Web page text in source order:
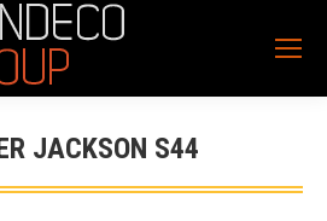
JACKSON S44